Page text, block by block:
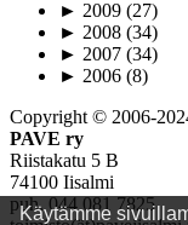
► 2009 (27)
► 2008 (34)
► 2007 (34)
► 2006 (8)
Copyright © 2006-
PAVE ry
Riistakatu 5 B
74100 Iisalmi
puh. 044 081 7825
Käytämme